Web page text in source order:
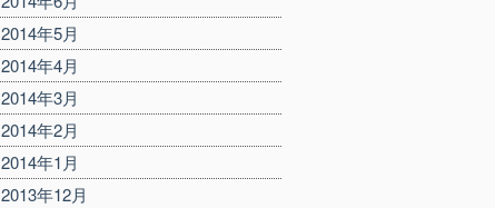
2014年5月
2014年4月
2014年3月
2014年2月
2014年1月
2013年12月